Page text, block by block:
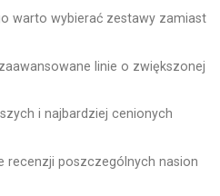
warto wybierać zestawy zamiast
linie o zwiększonej
i najbardziej cenionych
recenzji poszczególnych nasion